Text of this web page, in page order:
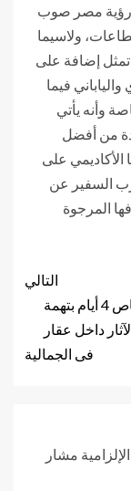
رؤية مصر صوب
ولاسيما
تمثل إضافة على
فيما
وأنه يأتي
من أفضل
الأكاديمي على
السفير عن
المرجوة
التالي
حبس 3 أشخاص 4 أيام بتهمة
داخل عقار
فى الجمالية
مشار